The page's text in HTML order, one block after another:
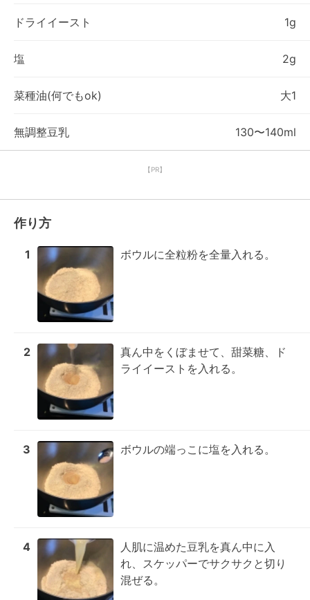
ドライイースト 1g
塩 2g
菜種油(何でもok) 大1
無調整豆乳 130〜140ml
【PR】
作り方
1 ボウルに全粒粉を全量入れる。
2
真ん中をくぼませて、甜菜糖、ド
ライイーストを入れる。
3 ボウルの端っこに塩を入れる。
4
人肌に温めた豆乳を真ん中に入
れ、スケッパーでサクサクと切り
混ぜる。